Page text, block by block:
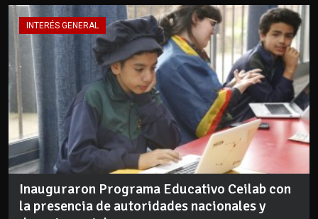
INTERÉS GENERAL
Inauguraron Programa Educativo Ceilab con
la presencia de autoridades nacionales y